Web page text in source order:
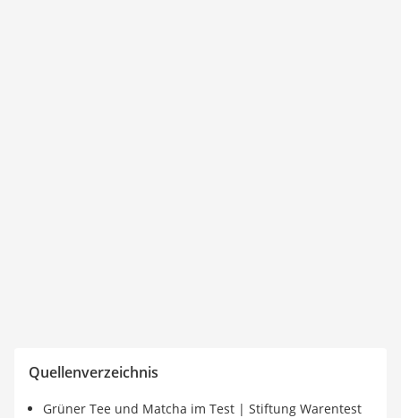
Quellenverzeichnis
Grüner Tee und Matcha im Test | Stiftung Warentest